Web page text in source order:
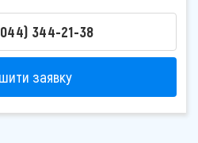
344-21-38
заявку